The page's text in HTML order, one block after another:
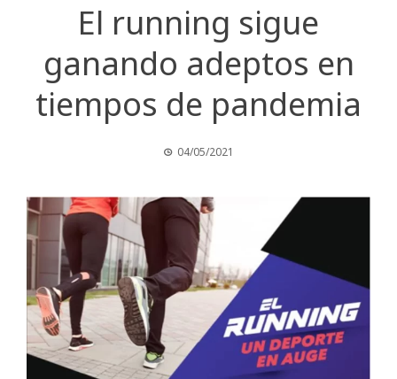
El running sigue
ganando adeptos en
tiempos de pandemia
04/05/2021